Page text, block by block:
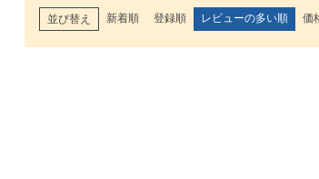
並び替え 新着順 登録順 レビューの多い順 価